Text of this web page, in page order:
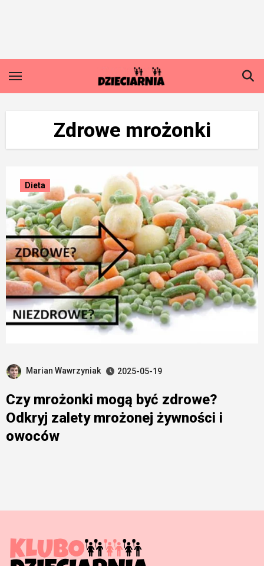
Zdrowe mrożonki
Dieta
Marian Wawrzyniak 2025-05-19
Czy mrożonki mogą być zdrowe?
Odkryj zalety mrożonej żywności i
owoców